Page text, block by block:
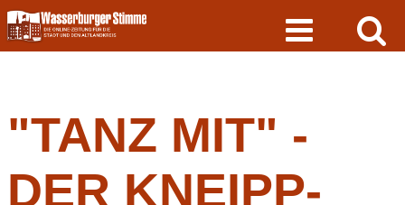
Skip
to
content
"TANZ MIT" -
DER KNEIPP-